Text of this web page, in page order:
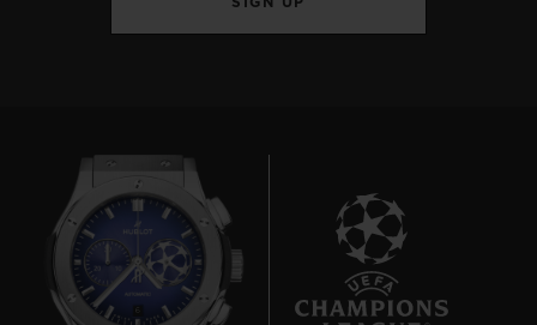
SIGN UP